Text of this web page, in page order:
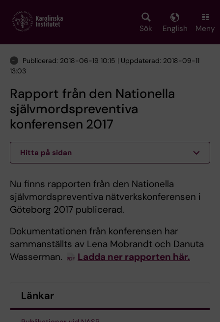
main
Sök English Meny
Publicerad: 2018-06-19 10:15 | Uppdaterad: 2018-09-11
13:03
Rapport från den Nationella
självmordspreventiva
konferensen 2017
Hitta på sidan
Nu finns rapporten från den Nationella
självmordspreventiva nätverkskonferensen i
Göteborg 2017 publicerad.
Dokumentationen från konferensen har
sammanställts av Lena Mobrandt och Danuta
Wasserman.
Ladda ner rapporten här.
Länkar